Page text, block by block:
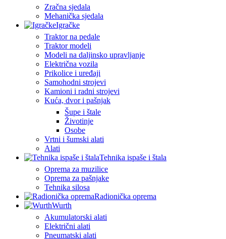
Zračna sjedala
Mehanička sjedala
Igračke
Traktor na pedale
Traktor modeli
Modeli na daljinsko upravljanje
Električna vozila
Prikolice i uređaji
Samohodni strojevi
Kamioni i radni strojevi
Kuća, dvor i pašnjak
Šupe i štale
Životinje
Osobe
Vrtni i šumski alati
Alati
Tehnika ispaše i štala
Oprema za muzilice
Oprema za pašnjake
Tehnika silosa
Radionička oprema
Wurth
Akumulatorski alati
Električni alati
Pneumatski alati